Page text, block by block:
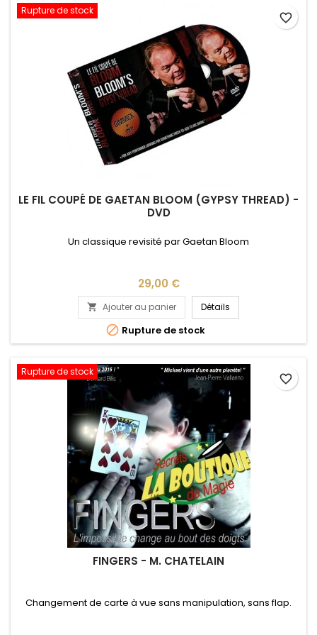
Rupture de stock
LE FIL COUPÉ DE GAETAN BLOOM (GYPSY THREAD) -
DVD
Un classique revisité par Gaetan Bloom
Prix
29,00 €
 Ajouter au panier Détails
 Rupture de stock
favorite_border
Rupture de stock
FINGERS - M. CHATELAIN
Changement de carte à vue sans manipulation, sans flap.
favorite_border